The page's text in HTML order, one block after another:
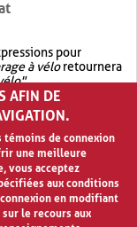
pour
à véloretournera
.
OR.garage OR vélo
garage à vélo
AFIN DE
témoins de connexion
une meilleure
vous acceptez
aux conditions
en modifiant
le recours aux